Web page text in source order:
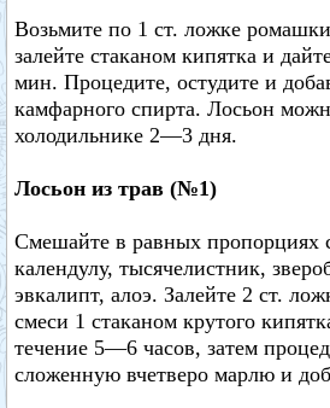
Возьмите по 1 ст. ложке
залейте стаканом кипятка и
мин. Процедите, остудите и
камфарного спирта. Лосьон
холодильнике 2—3 дня.
Лосьон из трав (№1)
Смешайте в равных пропорциях
календулу, тысячелистник,
эвкалипт, алоэ. Залейте 2 ст.
смеси 1 стаканом крутого
течение 5—6 часов, затем
сложенную вчетверо марлю и